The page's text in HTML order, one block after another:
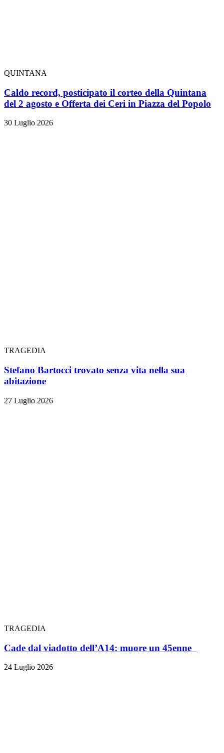
QUINTANA
Caldo record, posticipato il corteo della Quintana
del 2 agosto e Offerta dei Ceri in Piazza del Popolo
30 Luglio 2026
TRAGEDIA
Stefano Bartocci trovato senza vita nella sua
abitazione
27 Luglio 2026
TRAGEDIA
Cade dal viadotto dell’A14: muore un 45enne
24 Luglio 2026